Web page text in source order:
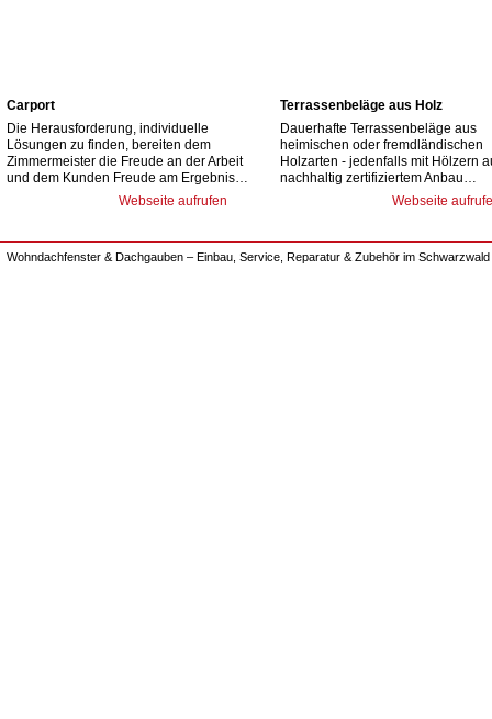
Carport
Die Herausforderung, individuelle
Lösungen zu finden, bereiten dem
Zimmermeister die Freude an der Arbeit
und dem Kunden Freude am Ergebnis…
Webseite aufrufen
Terrassenbeläge aus Holz
Dauerhafte Terrassenbeläge aus
heimischen oder fremdländischen
Holzarten - jedenfalls mit Hölzern
nachhaltig zertifiziertem Anbau…
Webseite
Wohndachfenster & Dachgauben – Einbau, Service, Reparatur & Zubehör im